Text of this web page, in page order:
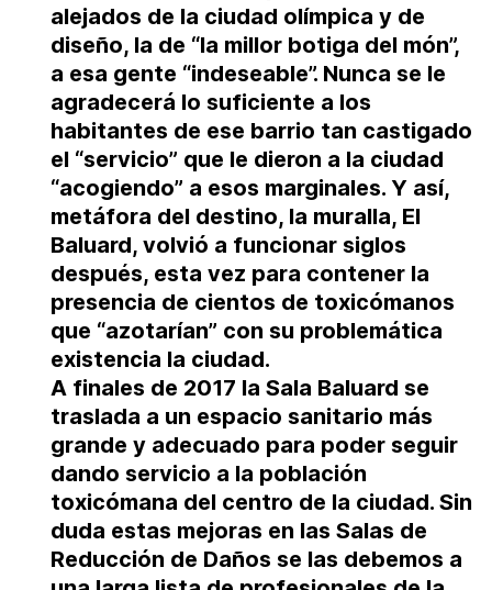
alejados de la ciudad olímpica y de
diseño, la de “la millor botiga del món”,
a esa gente “indeseable”. Nunca se le
agradecerá lo suficiente a los
habitantes de ese barrio tan castigado
el “servicio” que le dieron a la ciudad
“acogiendo” a esos marginales. Y así,
metáfora del destino, la muralla, El
Baluard, volvió a funcionar siglos
después, esta vez para contener la
presencia de cientos de toxicómanos
que “azotarían” con su problemática
existencia la ciudad.
A finales de 2017 la Sala Baluard se
traslada a un espacio sanitario más
grande y adecuado para poder seguir
dando servicio a la población
toxicómana del centro de la ciudad. Sin
duda estas mejoras en las Salas de
Reducción de Daños se las debemos a